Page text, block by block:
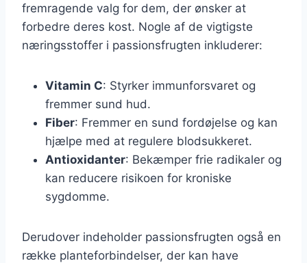
fremragende valg for dem, der ønsker at
forbedre deres kost. Nogle af de vigtigste
næringsstoffer i passionsfrugten inkluderer:
Vitamin C: Styrker immunforsvaret og
fremmer sund hud.
Fiber: Fremmer en sund fordøjelse og kan
hjælpe med at regulere blodsukkeret.
Antioxidanter: Bekæmper frie radikaler og
kan reducere risikoen for kroniske
sygdomme.
Derudover indeholder passionsfrugten også en
række planteforbindelser, der kan have